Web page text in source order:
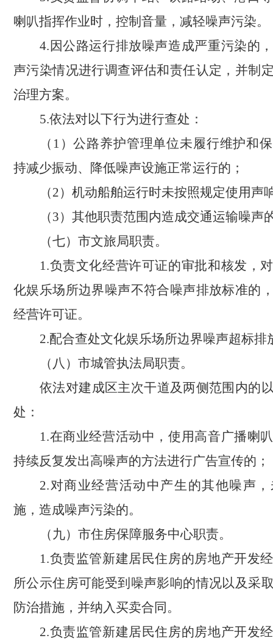
喇叭指挥作业时，控制音量，减轻噪声污染。
4.因公路运行排放噪声造成严重污染的
声污染情况进行调查评估和责任认定，并制
治理方案。
5.依法对以下行为进行查处：
（ 1）公路养护管理单位未履行维护和
持减少振动、降低噪声设施正常运行的；
（2）机动船舶运行时未按照规定使用声
（3）其他职责范围内造成交通运输噪声
（七）市文旅局职责。
1.负责文化经营许可证的审批和核发，
化娱乐场所边界噪声不符合噪声排放标准的
经营许可证。
2.配合查处文化娱乐场所边界噪声超标排
（八）市城管执法局职责。
依法对建成区主次干道及两侧范围内的
处：
1.在商业经营活动中，使用高音广播喇
持续反复发出高噪声的方法进行广告宣传的；
2.对商业经营活动中产生的其他噪声
施，造成噪声污染的。
（九）市住房保障服务中心职责。
1.负责监管新建居民住房的房地产开发
所公示住房可能受到噪声影响的情况以及采
防治措施，并纳入买卖合同。
2.负责监管新建居民住房的房地产开发